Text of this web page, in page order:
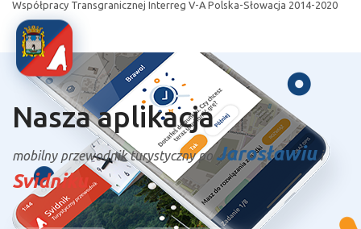
Współpracy Transgranicznej Interreg V-A Polska-Słowacja 2014-2020
Nasza aplikacja
mobilny przewodnik turystyczny poJarosławiui
Svidniku